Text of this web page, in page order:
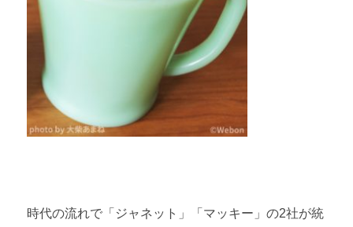
時代の流れで「ジャネット」「マッキー」の2社が統